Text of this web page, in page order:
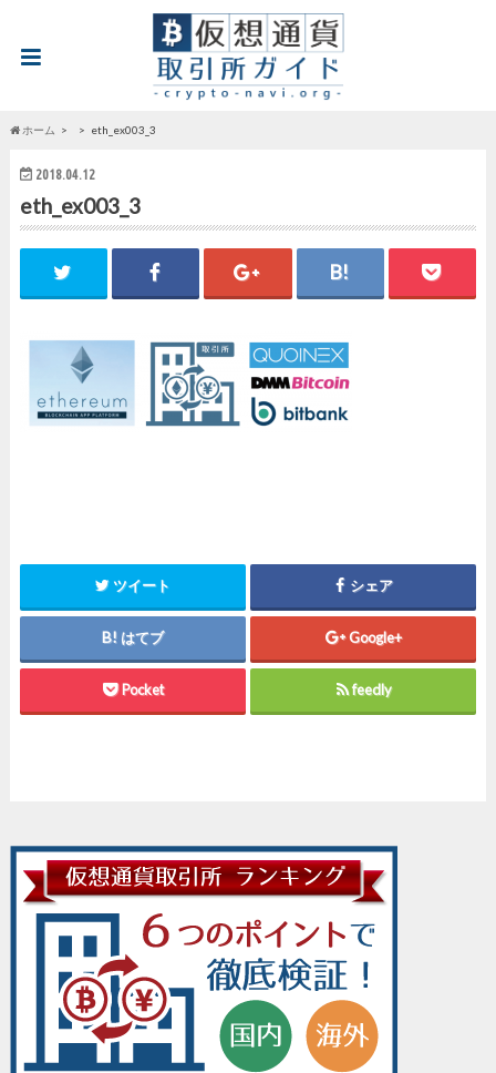
ホーム eth_ex003_3
2018.04.12
eth_ex003_3
ツイート シェア
はてブ Google+
Pocket feedly